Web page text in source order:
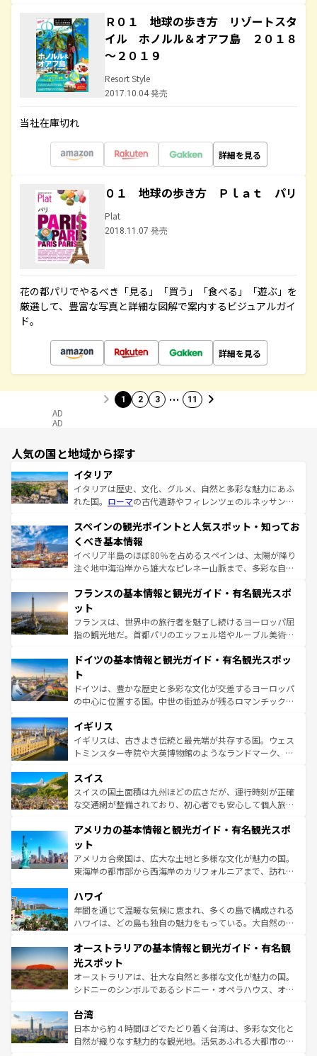
Ｒ０１ 地球の歩き方 リゾートスタ
イル ホノルル＆オアフ島 ２０１８
～２０１９
Resort Style
2017.10.04 発売
当社在庫切れ
詳細を見る
０１ 地球の歩き方 Ｐｌａｔ パリ
Plat
2018.11.07 発売
花の都パリでやるべき「見る」「買う」「食べる」「遊ぶ」を
厳選して、豊富な写真と詳細な図解で案内するビジュアルガイ
ド。
詳細を見る
1 2 3 … 11
AD
AD
人気の国と地域から探す
イタリア
イタリアは歴史、文化、グルメ、自然と多彩な魅力にあふ
れた国。 ローマの古代遺跡やフィレンツェのルネッサンス
ろん、トスカーナの美しい田園風景やアマルフィ海岸の絶
景など、自然景観も見逃せない。観光の合間には、本場の
ピザやパスタなど、絶品のイタリア料理を堪能することも
できる。朝目覚めてから夜眠るまで、すべての瞬間を楽し
なお、新着のイタリア情報はコンテンツ一覧を参照してほ
しい。
スペインの観光ポイントと人気スポット・知ってお
くべき基本情報
イベリア半島のほぼ80％を占めるスペインは、太陽が降り
注ぐ地中海沿岸から雄大なピレネー山脈まで、多彩な自然
文化が根付くこの国では、情熱的なフラメンコ、熱気あふ
れる闘牛、そして美味しいタパスが生活の一部となってい
る。首都マドリードの洗練された雰囲気や、バルセロナの
アートに溢れた街角から、地方では古代ローマ遺跡や中世
せる。地方によって風土や気候が異なるスペインはその個
ンテンツ一覧 を参照してほしい。
フランスの基本情報と観光ガイド・有名観光スポ
ット
フランスは、世界中の旅行者を魅了し続けるヨーロッパ屈
指の観光地だ。首都パリのエッフェル塔やルーブル美術館
で、幅広い魅力が詰まっている。華麗な宮殿、歴史的な大
聖堂、美しいビーチ、そして豊かな自然が、訪れる者を心
から魅了する。また、フランスは美食の国としても知ら
れ、フランス料理はユネスコ無形文化遺産にも登録されて
香り高いラベンダー畑など、多彩な楽しみ方が可能だ。さ
らに、パリ以外の地域にも魅力が溢れており、どの街角に
も豊かな歴史と文化が息づいている。パリ以外の個性あふ
を参照してほしい。
ドイツの基本情報と観光ガイド・有名観光スポッ
ト
ドイツは、豊かな歴史と多彩な文化が交差するヨーロッパ
の中心に位置する国。中世の街並みが残るロマンチック街
顔を持つこの国は、どこを歩いても飽きることがない。ベ
ルリンの文化的活気、バイエルン州のアルプスの絶景、そ
してライン川沿いのワイン畑といった風景は必見。ビール
は、お酒好きな人にはぜひ体験してほしい。 なお、新着の
ドイツ情報はコンテンツ一覧を参照してほしい。
イギリス
イギリスは、古きよき伝統と最先端が共存する国。ウェス
トミンスター寺院や大英博物館のようなランドマーク、歴
リアごとに異なる魅力がある。また、優雅なアフタヌーン
ティー、ビール好きにはたまらない英国パブ、サッカー観
戦など、本場だからこそできる体験も豊富。イギリスを旅
ンツ一覧を参照してほしい。
スイス
スイスの国土面積は九州ほどの広さだが、運行時刻が正確
な交通網が整備されており、初心者でも安心して個人旅行
の建物がそのまま残る町や、スイスならではのユニークな
博物館もあり、アルプス観光だけでなく町歩きも満喫する
ことができる。国民の所得が高いため物価も高いが、旅行
者向けの交通パス提供のサービスもあり、うまく活用すれ
着のスイス情報は
アメリカの基本情報と観光ガイド・有名観光スポ
ット
アメリカ合衆国は、広大な土地と多様な文化が魅力の国。
東海岸の都市部から西海岸のカリフォルニアまで、訪れる
のような巨大都市は、観光、ショッピング、エンターテイ
ンメントが詰まった刺激的なスポットだ。一方、アメリカ
西部には大自然が広がり、グランドキャニオンやイエロー
部のニューオーリンズでは、音楽と美食が融合した独特の
文化が魅力。旅行者はアメリカの各地域で異なる魅力を楽
しみながら、その多様性と豊かな歴史を感じることができ
るだろう。車でのロードトリップや列車の旅も、アメリカ
情報は
ハワイ
年間を通じて温暖な気候に恵まれ、多くの島で構成される
ハワイは、どの島も独自の魅力をもっている。大自然の神
ワイ島は見逃せない。また、定番の観光地といえばオアフ
島だが、静かな自然を求めるならマウイ島やカウアイ島が
おすすめ。エメラルドグリーンに輝く海をはじめ、豊かな
文化や歴史が息づいている。「アロハスピリット」と呼ば
人々、おいしいローカルフードやハワイアンミュージッ
ク、伝統的なフラダンスなど、すべてがハワイの魅力を彩
っている。訪れるたびに新しい発見と感動が待っているハ
オーストラリアの基本情報と観光ガイド・有名観
光スポット
オーストラリアは、壮大な自然と多様な文化が魅力の国。
シドニーのシンボルであるシドニー・オペラハウス、オー
リアリーフや大陸中央部にそびえるウルル（エアーズロッ
ク）、タスマニアの美しい原生林やケアンズの熱帯雨林な
ど、見どころがたくさん。また、カフェやワイン、オージ
台湾
日本から約４時間ほどでたどり着く台湾は、多彩な文化と
自然が織りなす魅力的な観光地。活気あふれる大都市の台